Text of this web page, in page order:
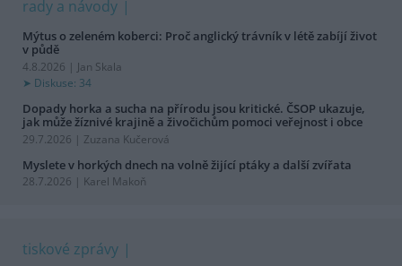
rady a návody
Mýtus o zeleném koberci: Proč anglický trávník v létě zabíjí život
v půdě
4.8.2026 | Jan Skala
Diskuse: 34
Dopady horka a sucha na přírodu jsou kritické. ČSOP ukazuje,
jak může žíznivé krajině a živočichům pomoci veřejnost i obce
29.7.2026 | Zuzana Kučerová
Myslete v horkých dnech na volně žijící ptáky a další zvířata
28.7.2026 | Karel Makoň
tiskové zprávy